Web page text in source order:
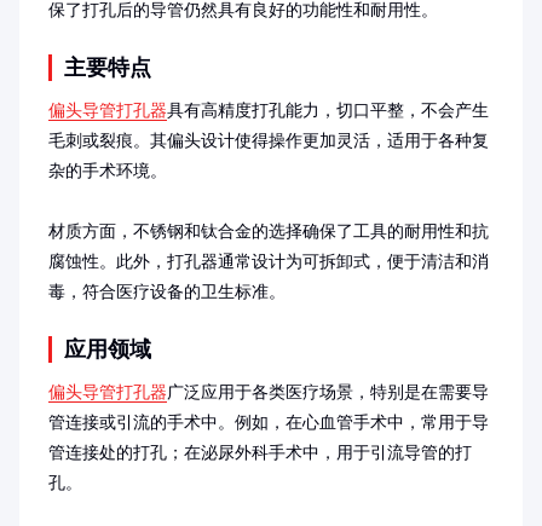
保了打孔后的导管仍然具有良好的功能性和耐用性。
主要特点
偏头导管打孔器具有高精度打孔能力，切口平整，不会产生
毛刺或裂痕。其偏头设计使得操作更加灵活，适用于各种复
杂的手术环境。
材质方面，不锈钢和钛合金的选择确保了工具的耐用性和抗
腐蚀性。此外，打孔器通常设计为可拆卸式，便于清洁和消
毒，符合医疗设备的卫生标准。
应用领域
偏头导管打孔器广泛应用于各类医疗场景，特别是在需要导
管连接或引流的手术中。例如，在心血管手术中，常用于导
管连接处的打孔；在泌尿外科手术中，用于引流导管的打
孔。